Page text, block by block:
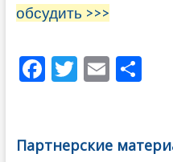
обсудить >>>
F
b
T
er
E
l
О
а
Партнерские